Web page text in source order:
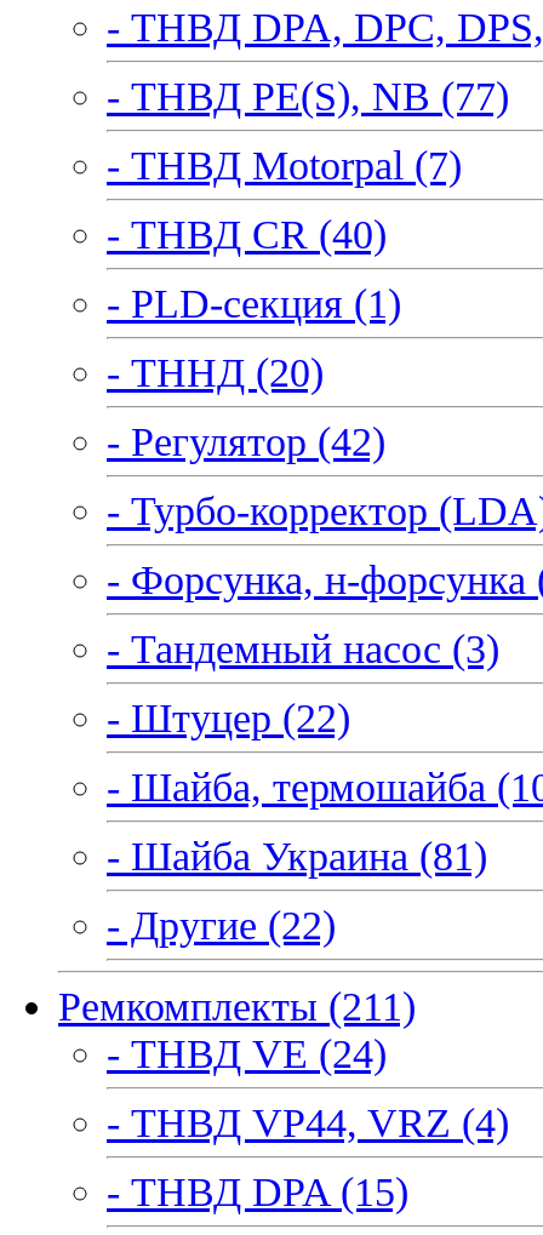
- ТНВД DPA, DPC,
- ТНВД PE(S), NB (77)
- ТНВД Motorpal (7)
- ТНВД CR (40)
- PLD-секция (1)
- ТННД (20)
- Регулятор (42)
- Турбо-корректор
- Форсунка, н-форсунка
- Тандемный насос (3)
- Штуцер (22)
- Шайба, термошайба
- Шайба Украина (81)
- Другие (22)
Ремкомплекты (211)
- ТНВД VE (24)
- ТНВД VP44, VRZ (4)
- ТНВД DPA (15)